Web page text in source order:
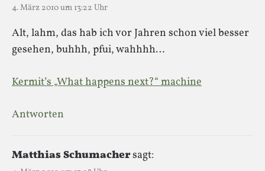
4. März 2010 um 13:22 Uhr
Alt, lahm, das hab ich vor Jahren schon viel besser
gesehen, buhhh, pfui, wahhhh…
Kermit’s „What happens next?“ machine
Antworten
Matthias Schumachersagt: